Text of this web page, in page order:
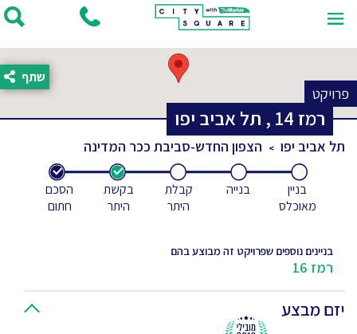
פרויקט
רמז 14
, תל אביב יפו
שתף
תל אביב יפו הצפון החדש-סביבת ככר המדינה
בניין
מאוכלס
בנייה
קבלת
היתר
בקשת
היתר
הסכם
חתום
בניינים נוספים שפרויקט זה מבוצע בהם
רמז 16
יזם מבצע